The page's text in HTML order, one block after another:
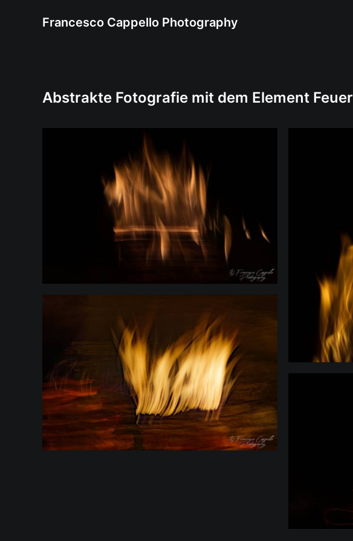
Francesco Cappello Photography
Abstrakte Fotografie mit dem Element Feuer